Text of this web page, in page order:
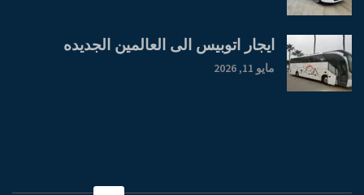
ايجار اتوبيس الى العالمين الجديده
مايو 11, 2026